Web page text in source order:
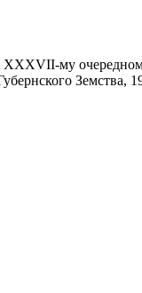
му
Земства,